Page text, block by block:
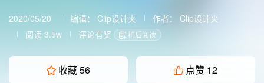
2020/05/20 编辑： Clip设计夹 作者： Clip设计夹
阅读 3.5w
评论有奖 稍后阅读
收藏56 点赞 12